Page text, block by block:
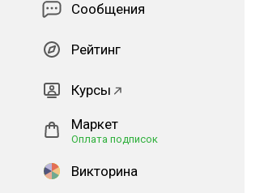
Сообщения
Рейтинг
Курсы
Маркет
Оплата подписок
Викторина